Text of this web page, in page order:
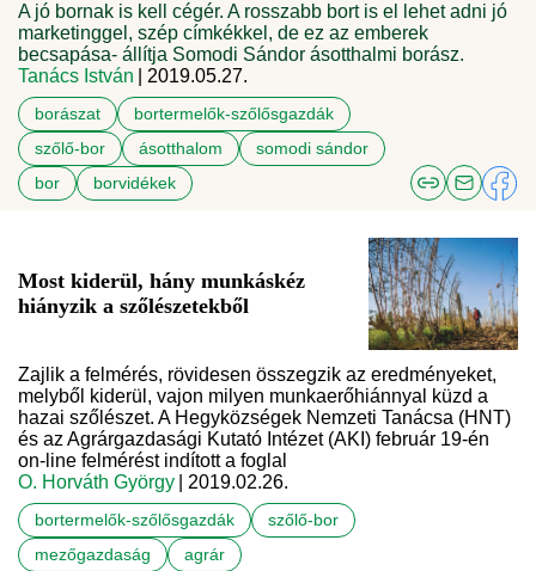
A jó bornak is kell cégér. A rosszabb bort is el lehet adni jó
marketinggel, szép címkékkel, de ez az emberek
becsapása- állítja Somodi Sándor ásotthalmi borász.
Tanács István
| 2019.05.27.
borászat
bortermelők-szőlősgazdák
szőlő-bor
ásotthalom
somodi sándor
bor
borvidékek
Most kiderül, hány munkáskéz
hiányzik a szőlészetekből
Zajlik a felmérés, rövidesen összegzik az eredményeket,
melyből kiderül, vajon milyen munkaerőhiánnyal küzd a
hazai szőlészet. A Hegyközségek Nemzeti Tanácsa (HNT)
és az Agrárgazdasági Kutató Intézet (AKI) február 19-én
on-line felmérést indított a foglal
O. Horváth György
| 2019.02.26.
bortermelők-szőlősgazdák
szőlő-bor
mezőgazdaság
agrár